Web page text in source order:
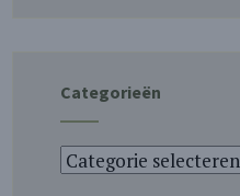
Categorieën
Categorieën